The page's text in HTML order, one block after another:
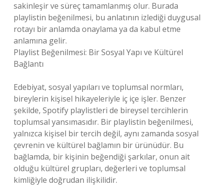
sakinleşir ve süreç tamamlanmış olur. Burada
playlistin beğenilmesi, bu anlatının izlediği duygusal
rotayı bir anlamda onaylama ya da kabul etme
anlamına gelir.
Playlist Beğenilmesi: Bir Sosyal Yapı ve Kültürel
Bağlantı
Edebiyat, sosyal yapıları ve toplumsal normları,
bireylerin kişisel hikayeleriyle iç içe işler. Benzer
şekilde, Spotify playlistleri de bireysel tercihlerin
toplumsal yansımasıdır. Bir playlistin beğenilmesi,
yalnızca kişisel bir tercih değil, aynı zamanda sosyal
çevrenin ve kültürel bağlamın bir ürünüdür. Bu
bağlamda, bir kişinin beğendiği şarkılar, onun ait
olduğu kültürel grupları, değerleri ve toplumsal
kimliğiyle doğrudan ilişkilidir.